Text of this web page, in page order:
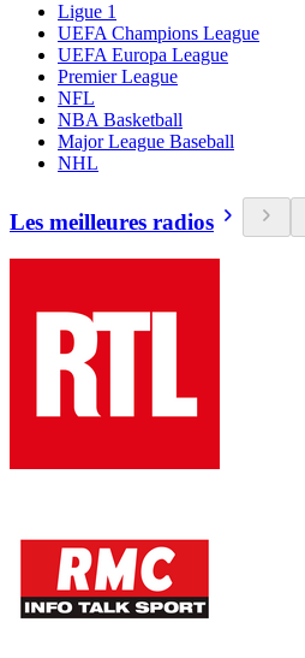
Ligue 1
UEFA Champions League
UEFA Europa League
Premier League
NFL
NBA Basketball
Major League Baseball
NHL
Les meilleures radios